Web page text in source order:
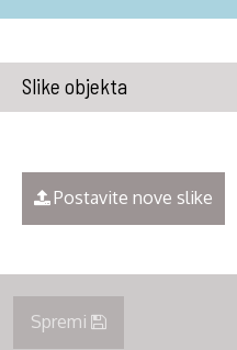
Slike objekta
Postavite nove slike
Spremi